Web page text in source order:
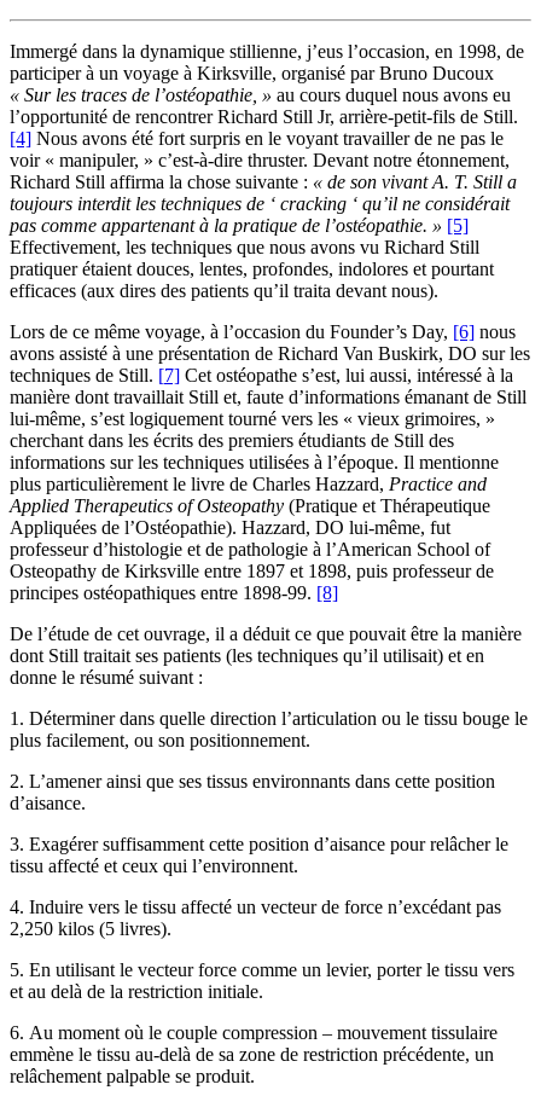
Immergé dans la dynamique stillienne, j’eus l’occasion, en 1998, de
participer à un voyage à Kirksville, organisé par Bruno Ducoux
« Sur les traces de l’ostéopathie, » au cours duquel nous avons eu
l’opportunité de rencontrer Richard Still Jr, arrière-petit-fils de Still.
[4] Nous avons été fort surpris en le voyant travailler de ne pas le
voir « manipuler, » c’est-à-dire thruster. Devant notre étonnement,
Richard Still affirma la chose suivante : « de son vivant A. T. Still a
toujours interdit les techniques de ‘ cracking ‘ qu’il ne considérait
pas comme appartenant à la pratique de l’ostéopathie. » [5]
Effectivement, les techniques que nous avons vu Richard Still
pratiquer étaient douces, lentes, profondes, indolores et pourtant
efficaces (aux dires des patients qu’il traita devant nous).
Lors de ce même voyage, à l’occasion du Founder’s Day, [6] nous
avons assisté à une présentation de Richard Van Buskirk, DO sur les
techniques de Still. [7] Cet ostéopathe s’est, lui aussi, intéressé à la
manière dont travaillait Still et, faute d’informations émanant de Still
lui-même, s’est logiquement tourné vers les « vieux grimoires, »
cherchant dans les écrits des premiers étudiants de Still des
informations sur les techniques utilisées à l’époque. Il mentionne
plus particulièrement le livre de Charles Hazzard, Practice and
Applied Therapeutics of Osteopathy (Pratique et Thérapeutique
Appliquées de l’Ostéopathie). Hazzard, DO lui-même, fut
professeur d’histologie et de pathologie à l’American School of
Osteopathy de Kirksville entre 1897 et 1898, puis professeur de
principes ostéopathiques entre 1898-99. [8]
De l’étude de cet ouvrage, il a déduit ce que pouvait être la manière
dont Still traitait ses patients (les techniques qu’il utilisait) et en
donne le résumé suivant :
1. Déterminer dans quelle direction l’articulation ou le tissu bouge le
plus facilement, ou son positionnement.
2. L’amener ainsi que ses tissus environnants dans cette position
d’aisance.
3. Exagérer suffisamment cette position d’aisance pour relâcher le
tissu affecté et ceux qui l’environnent.
4. Induire vers le tissu affecté un vecteur de force n’excédant pas
2,250 kilos (5 livres).
5. En utilisant le vecteur force comme un levier, porter le tissu vers
et au delà de la restriction initiale.
6. Au moment où le couple compression – mouvement tissulaire
emmène le tissu au-delà de sa zone de restriction précédente, un
relâchement palpable se produit.